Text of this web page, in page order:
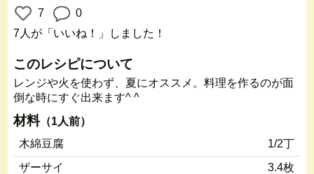
7
0
7人 が「いいね！」しました！
このレシピについて
レンジや火を使わず、夏にオススメ。料理を作るのが面
倒な時にすぐ出来ます^ ^
材料（1人前）
木綿豆腐
1/2丁
ザーサイ
3.4枚